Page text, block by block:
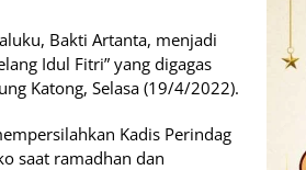
Bakti Artanta, menjadi
Idul Fitri” yang digagas
Katong, Selasa (19/4/2022).
Kadis Perindag
saat ramadhan dan